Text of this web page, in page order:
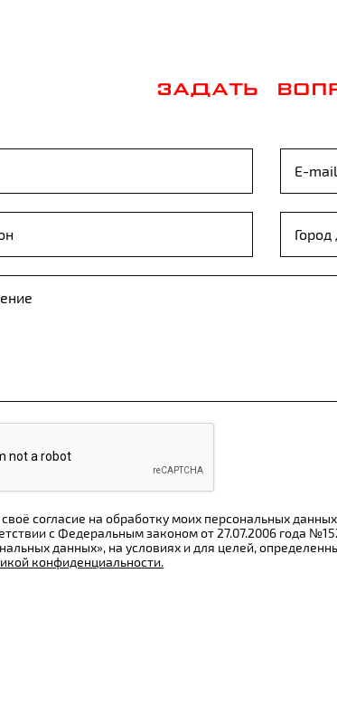
ЗАДАТЬ
согласие на обработку моих персональных
с Федеральным законом от 27.07.2006 года
данных», на условиях и для целей,
конфиденциальности.